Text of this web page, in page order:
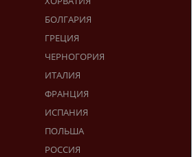
БОЛГАРИЯ
ГРЕЦИЯ
ЧЕРНОГОРИЯ
ИТАЛИЯ
ФРАНЦИЯ
ИСПАНИЯ
ПОЛЬША
РОССИЯ